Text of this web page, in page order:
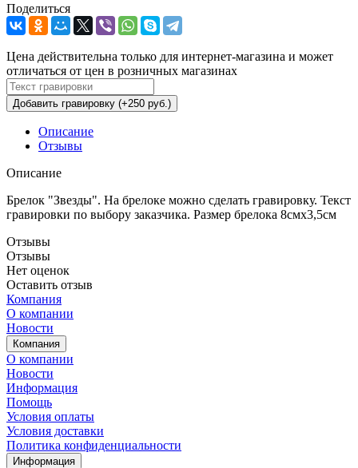
Поделиться
Цена действительна только для интернет-магазина и может
отличаться от цен в розничных магазинах
Добавить гравировку (+250 руб.)
Описание
Отзывы
Описание
Брелок "Звезды". На брелоке можно сделать гравировку. Текст
гравировки по выбору заказчика. Размер брелока 8смх3,5см
Отзывы
Отзывы
Нет оценок
Оставить отзыв
Компания
О компании
Новости
Компания
О компании
Новости
Информация
Помощь
Условия оплаты
Условия доставки
Политика конфиденциальности
Информация